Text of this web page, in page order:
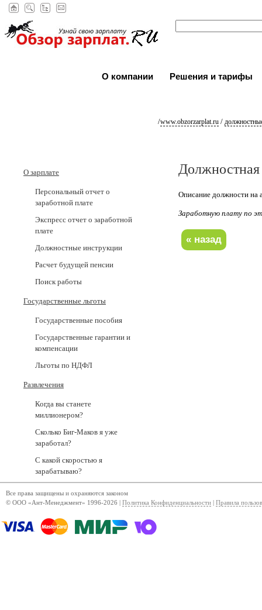
О компании Решения и тарифы
/www.obzorzarplat.ru /
О зарплате
Персональный отчет о
заработной плате
Экспресс отчет о заработной
плате
Должностные инструкции
Расчет будущей пенсии
Поиск работы
Государственные льготы
Государственные пособия
Государственные гарантии и
компенсации
Льготы по НДФЛ
Развлечения
Когда вы станете
миллионером?
Сколько Биг-Маков я уже
заработал?
С какой скоростью я
зарабатываю?
Должностная
Описание должности на
Заработную плату по
Все права защищены и охраняются законом
© ООО «Ант-Менеджмент» 1996-2026 | Политика Конфиденциальности Правила